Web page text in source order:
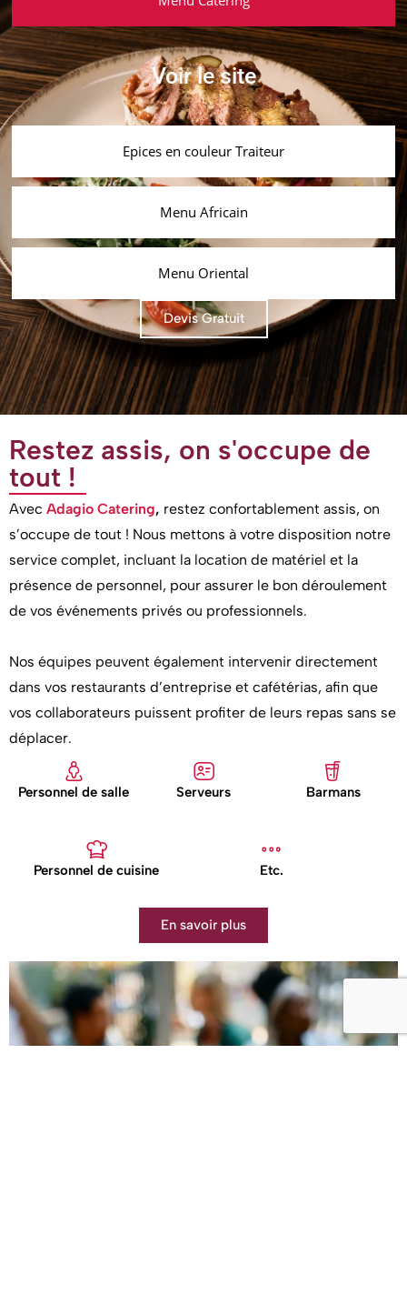
Epices en couleur Traiteur
Menu Africain
Menu Oriental
Voir le site
Devis Gratuit
Restez assis, on s'occupe de
tout !
Avec Adagio Catering, restez confortablement assis, on
s’occupe de tout ! Nous mettons à votre disposition notre
service complet, incluant la location de matériel et la
présence de personnel, pour assurer le bon déroulement
de vos événements privés ou professionnels.
Nos équipes peuvent également intervenir directement
dans vos restaurants d’entreprise et cafétérias, afin que
vos collaborateurs puissent profiter de leurs repas sans se
déplacer.
Personnel de salle Serveurs Barmans
Personnel de cuisine Etc.
En savoir plus